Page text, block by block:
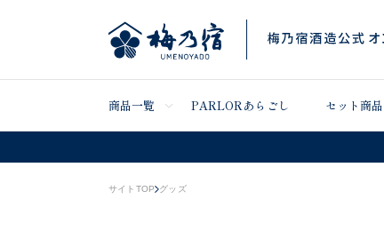
商品一覧 PARLORあらごし セット商品
サイトTOP グッズ